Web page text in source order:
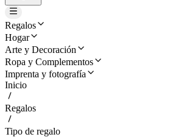
Regalos
Hogar
Arte y Decoración
Ropa y Complementos
Imprenta y fotografía
Inicio
Regalos
Tipo de regalo